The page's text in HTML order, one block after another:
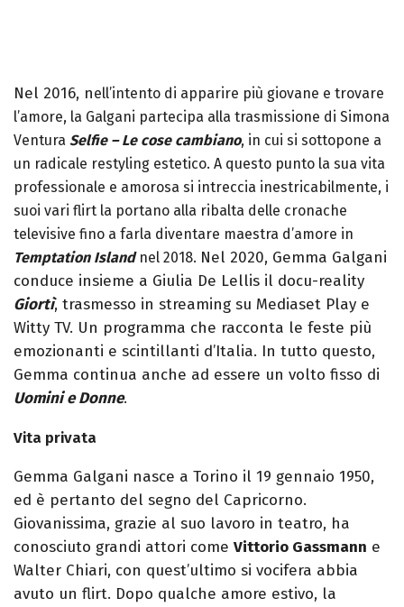
Nel 2016, nell’intento di apparire più giovane e trovare
l’amore, la Galgani partecipa alla trasmissione di Simona
Ventura Selfie –Le cose cambiano, in cui si sottopone a
un radicale restyling estetico. A questo punto la sua vita
professionale e amorosa si intreccia inestricabilmente, i
suoi vari flirt la portano alla ribalta delle cronache
televisive fino a farla diventare maestra d’amore in
Temptation Islandnel 2018. Nel 2020, Gemma Galgani
conduce insieme a Giulia De Lellis il docu-reality
Giortì, trasmesso in streaming su Mediaset Play e
Witty TV. Un programma che racconta le feste più
emozionanti e scintillanti d’Italia. In tutto questo,
Gemma continua anche ad essere un volto fisso di
Uomini e Donne.
Vita privata
Gemma Galgani nasce a Torino il 19 gennaio 1950,
ed è pertanto del segno del Capricorno.
Giovanissima, grazie al suo lavoro in teatro, ha
conosciuto grandi attori come Vittorio Gassmann e
Walter Chiari, con quest’ultimo si vocifera abbia
avuto un flirt. Dopo qualche amore estivo, la